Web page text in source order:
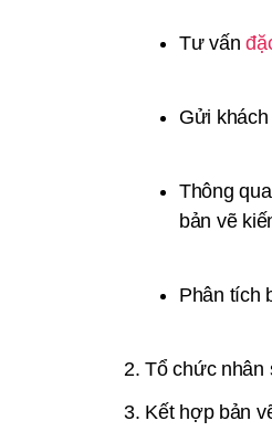
Tư vấn
Gửi
Thông
bản vẽ
Phân tích
2. Tổ chức nhân
3. Kết hợp bản